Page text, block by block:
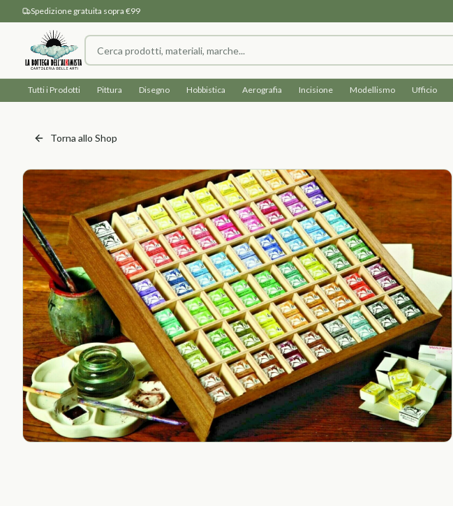
Spedizione gratuita sopra €99
Tutti i Prodotti Pittura Disegno Hobbistica Aerografia Incisione Modellismo Ufficio
Torna allo Shop